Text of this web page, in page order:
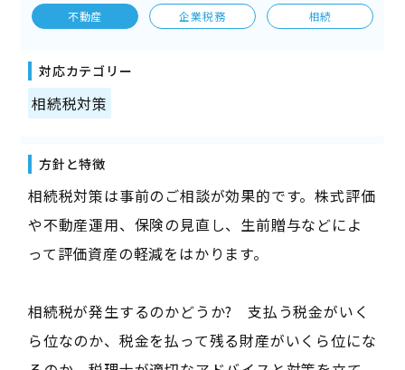
不動産 企業税務 相続
対応カテゴリー
相続税対策
方針と特徴
相続税対策は事前のご相談が効果的です。株式評価
や不動産運用、保険の見直し、生前贈与などによ
って評価資産の軽減をはかります。
相続税が発生するのかどうか? 支払う税金がいく
ら位なのか、税金を払って残る財産がいくら位にな